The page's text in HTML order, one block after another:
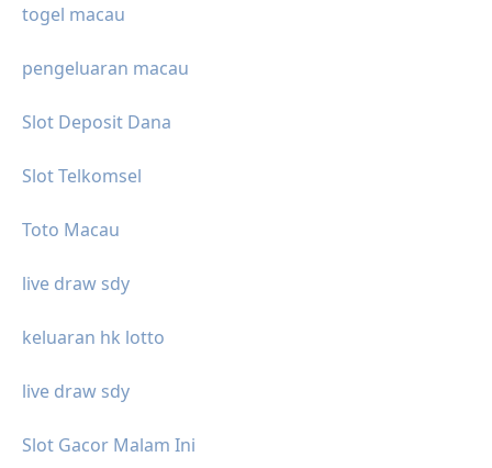
togel macau
pengeluaran macau
Slot Deposit Dana
Slot Telkomsel
Toto Macau
live draw sdy
keluaran hk lotto
live draw sdy
Slot Gacor Malam Ini